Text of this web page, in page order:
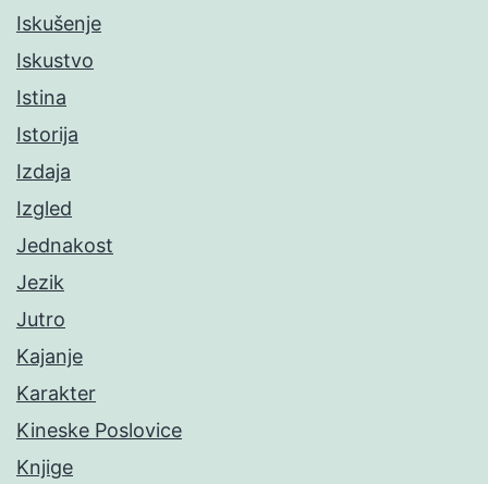
Iskušenje
Iskustvo
Istina
Istorija
Izdaja
Izgled
Jednakost
Jezik
Jutro
Kajanje
Karakter
Kineske Poslovice
Knjige